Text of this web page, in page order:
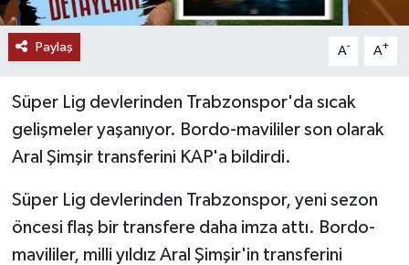
Paylaş A- A+
Süper Lig devlerinden Trabzonspor'da sıcak
gelişmeler yaşanıyor. Bordo-mavililer son olarak
Aral Şimşir transferini KAP'a bildirdi.
Süper Lig devlerinden Trabzonspor, yeni sezon
öncesi flaş bir transfere daha imza attı. Bordo-
mavililer, milli yıldız Aral Şimşir'in transferini